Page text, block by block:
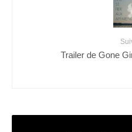
Trailer de Gone